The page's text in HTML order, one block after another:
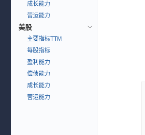
成长能力
营运能力
美股
主要指标TTM
每股指标
盈利能力
偿债能力
成长能力
营运能力